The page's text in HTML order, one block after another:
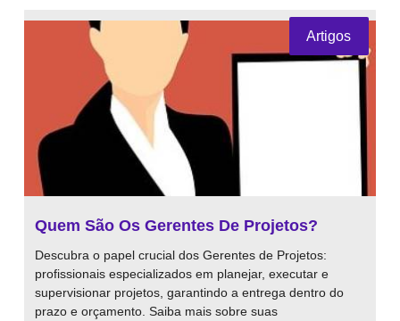
Artigos
Quem São Os Gerentes De Projetos?
Descubra o papel crucial dos Gerentes de Projetos:
profissionais especializados em planejar, executar e
supervisionar projetos, garantindo a entrega dentro do
prazo e orçamento. Saiba mais sobre suas